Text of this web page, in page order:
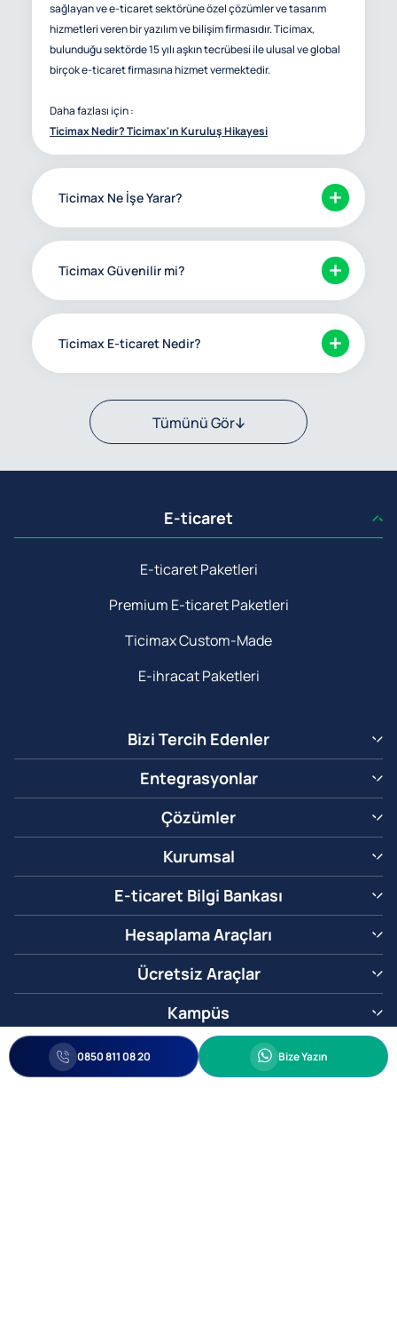
sağlayan ve e-ticaret sektörüne özel çözümler ve tasarım
hizmetleri veren bir yazılım ve bilişim firmasıdır. Ticimax,
bulunduğu sektörde 15 yılı aşkın tecrübesi ile ulusal ve global
birçok e-ticaret firmasına hizmet vermektedir.
Daha fazlası için :
Ticimax Nedir? Ticimax'ın Kuruluş Hikayesi
Ticimax Ne İşe Yarar?
Ticimax Güvenilir mi?
Ticimax E-ticaret Nedir?
Tümünü Gör
E-ticaret
E-ticaret Paketleri
Premium E-ticaret Paketleri
Ticimax Custom-Made
E-ihracat Paketleri
Bizi Tercih Edenler
Entegrasyonlar
Çözümler
Kurumsal
E-ticaret Bilgi Bankası
Hesaplama Araçları
Ücretsiz Araçlar
Kampüs
0850 811 08 20 Whatsapp
Bize Yazın
0850 811 08 20